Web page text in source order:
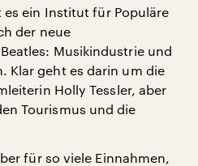
ein Institut für Populäre
der neue
Musikindustrie und
Klar geht es darin um die
Holly Tessler, aber
Tourismus und die
für so viele Einnahmen,